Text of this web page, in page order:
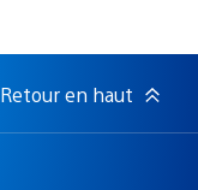
Retour en haut